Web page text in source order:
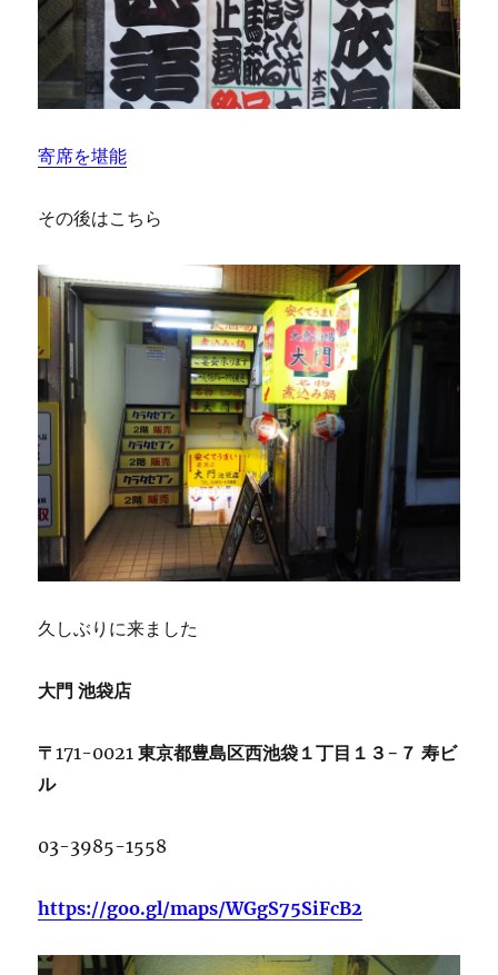
寄席を堪能
その後はこちら
久しぶりに来ました
大門 池袋店
〒171-0021東京都豊島区西池袋１丁目１３ − ７ 寿ビ
ル
03-3985-1558
https://goo.gl/maps/WGgS75SiFcB2